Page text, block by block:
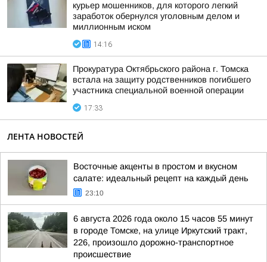
курьер мошенников, для которого легкий
заработок обернулся уголовным делом и
миллионным иском
14:16
Прокуратура Октябрьского района г. Томска
встала на защиту родственников погибшего
участника специальной военной операции
17:33
ЛЕНТА НОВОСТЕЙ
Восточные акценты в простом и вкусном
салате: идеальный рецепт на каждый день
23:10
6 августа 2026 года около 15 часов 55 минут
в городе Томске, на улице Иркутский тракт,
226, произошло дорожно-транспортное
происшествие